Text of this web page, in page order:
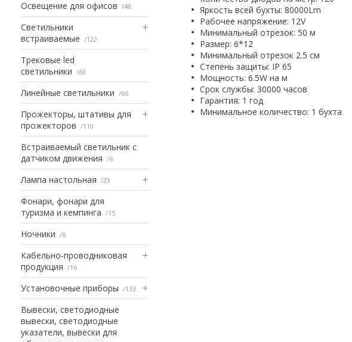
Освещение для офисов 48
Светильники
встраиваемые
122
Трековые led
светильники
60
Линейные светильники 66
Прожекторы, штативы для
прожекторов
110
Встраиваемый светильник с
датчиком движения
6
Лампа настольная 23
Фонари, фонари для
туризма и кемпинга
15
Ночники 6
Кабельно-проводниковая
продукция
16
Установочные приборы 133
Вывески, светодиодные
вывески, светодиодные
указатели, вывески для
Яркость всей бухты: 80000Lm
Рабочее напряжение: 12V
Минимальный отрезок: 50 м
Размер: 6*12
Минимальный отрезок 2.5 см
Степень защиты: IP 65
Мощность: 6.5W на м
Срок службы: 30000 часов
Гарантия: 1 год
Минимальное количество: 1 бухта